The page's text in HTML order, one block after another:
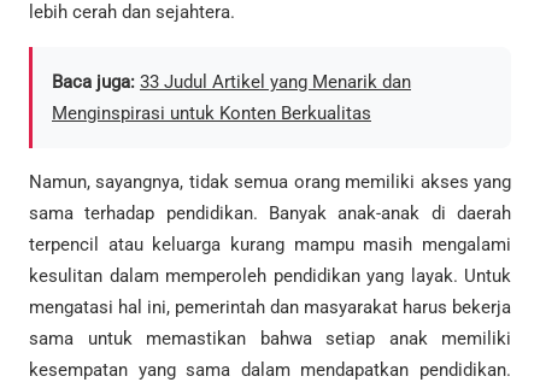
lebih cerah dan sejahtera.
Baca juga: 33 Judul Artikel yang Menarik dan
Menginspirasi untuk Konten Berkualitas
Namun, sayangnya, tidak semua orang memiliki akses yang
sama terhadap pendidikan. Banyak anak-anak di daerah
terpencil atau keluarga kurang mampu masih mengalami
kesulitan dalam memperoleh pendidikan yang layak. Untuk
mengatasi hal ini, pemerintah dan masyarakat harus bekerja
sama untuk memastikan bahwa setiap anak memiliki
kesempatan yang sama dalam mendapatkan pendidikan.